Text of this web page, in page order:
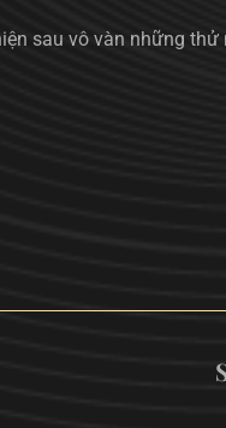
sau vô vàn những thử